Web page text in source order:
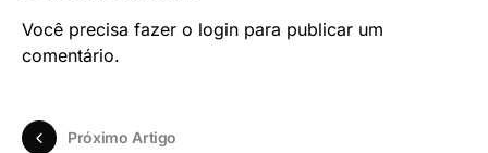
Você precisa fazer o login para publicar um
comentário.
Próximo Artigo